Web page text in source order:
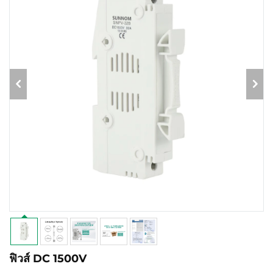
ฟิวส์ DC 1500V